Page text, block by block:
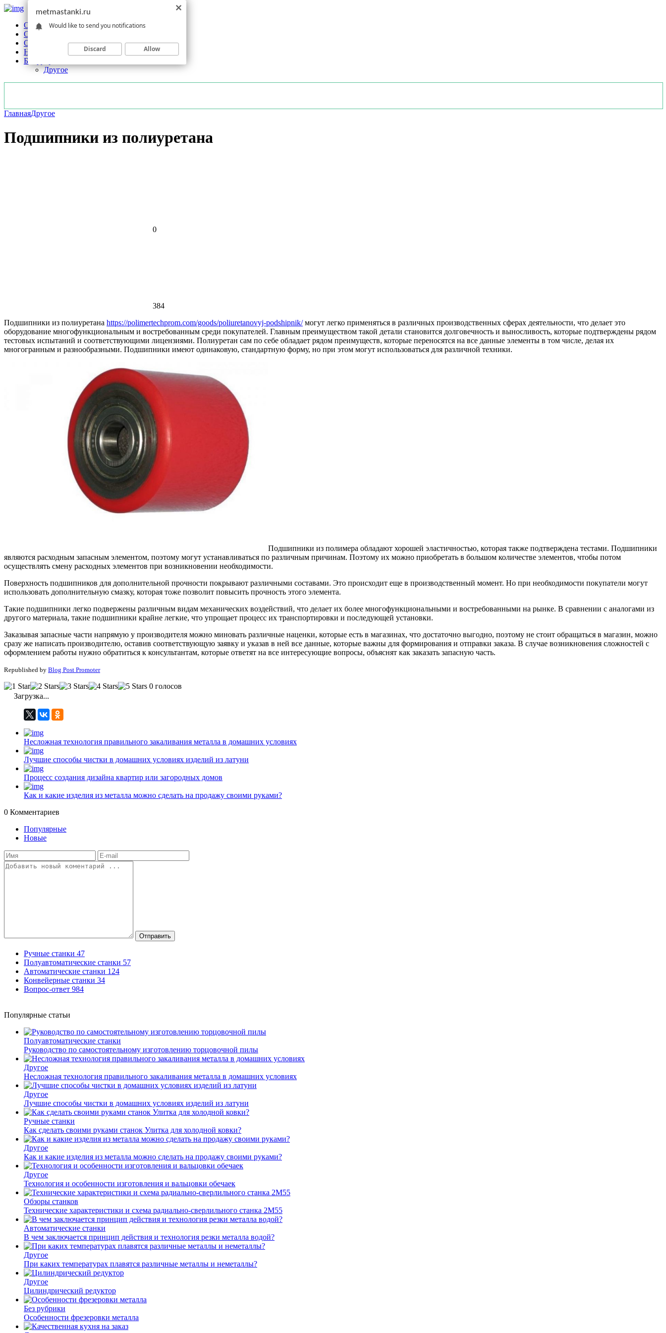
Обзоры станков
Оборудование
Обработка
Новости отрасли
Без рубрики
Другое
ГлавнаяДругое
Подшипники из полиуретана
0
384
Подшипники из полиуретана https://polimertechprom.com/goods/poliuretanovyj-podshipnik/могут легко применяться в различных производственных сферах деятельности, что делает это
оборудование многофункциональным и востребованным среди покупателей. Главным преимуществом такой детали становится долговечность и выносливость, которые подтверждены рядом
тестовых испытаний и соответствующими лицензиями. Полиуретан сам по себе обладает рядом преимуществ, которые переносятся на все данные элементы в том числе, делая их
многогранным и разнообразными. Подшипники имеют одинаковую, стандартную форму, но при этом могут использоваться для различной техники.
Подшипники из полимера обладают хорошей эластичностью, которая также подтверждена тестами. Подшипники
являются расходным запасным элементом, поэтому могут устанавливаться по различным причинам. Поэтому их можно приобретать в большом количестве элементов, чтобы потом
осуществлять смену расходных элементов при возникновении необходимости.
Поверхность подшипников для дополнительной прочности покрывают различными составами. Это происходит еще в производственный момент. Но при необходимости покупатели могут
использовать дополнительную смазку, которая тоже позволит повысить прочность этого элемента.
Такие подшипники легко подвержены различным видам механических воздействий, что делает их более многофункциональными и востребованными на рынке. В сравнении с аналогами из
другого материала, такие подшипники крайне легкие, что упрощает процесс их транспортировки и последующей установки.
Заказывая запасные части напрямую у производителя можно миновать различные наценки, которые есть в магазинах, что достаточно выгодно, поэтому не стоит обращаться в магазин, можно
сразу же написать производителю, оставив соответствующую заявку и указав в ней все данные, которые важны для формирования и отправки заказа. В случае возникновения сложностей с
оформлением работы нужно обратиться к консультантам, которые ответят на все интересующие вопросы, объяснят как заказать запасную часть.
Republished by Blog Post Promoter
0 голосов
Загрузка...
Несложная технология правильного закаливания металла в домашних условиях
Лучшие способы чистки в домашних условиях изделий из латуни
Процесс создания дизайна квартир или загородных домов
Как и какие изделия из металла можно сделать на продажу своими руками?
0 Комментариев
Популярные
Новые
Отправить
Ручные станки 47
Полуавтоматические станки 57
Автоматические станки 124
Конвейерные станки 34
Вопрос-ответ 984
Популярные статьи
Полуавтоматические станки
Руководство по самостоятельному изготовлению торцовочной пилы
Другое
Несложная технология правильного закаливания металла в домашних условиях
Другое
Лучшие способы чистки в домашних условиях изделий из латуни
Ручные станки
Как сделать своими руками станок Улитка для холодной ковки?
Другое
Как и какие изделия из металла можно сделать на продажу своими руками?
Другое
Технология и особенности изготовления и вальцовки обечаек
Обзоры станков
Технические характеристики и схема радиально-сверлильного станка 2М55
Автоматические станки
В чем заключается принцип действия и технология резки металла водой?
Другое
При каких температурах плавятся различные металлы и неметаллы?
Другое
Цилиндрический редуктор
Без рубрики
Особенности фрезеровки металла
metmastanki.ru
Would like to send you notifications
Discard Allow